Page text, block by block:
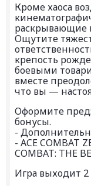
Кроме хаоса
раскрывающие
Ощутите
крепость
боевыми
вместе
что вы —
Оформите
бонусы.
-
- ACE COMBAT
COMBAT: THE
Игра выходит 2